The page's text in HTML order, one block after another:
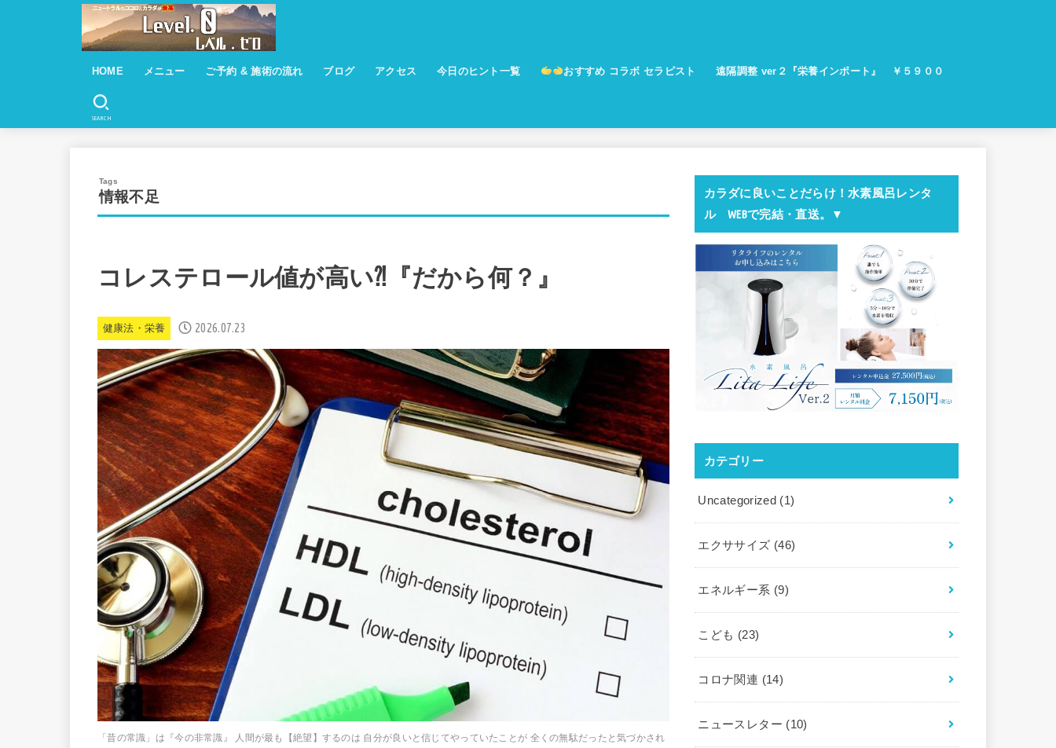
HOME メニュー ご予約 & 施術の流れ ブログ アクセス 今日のヒント一覧 おすすめ コラボ セラピスト 遠隔調整 ver２『栄養インポート』 ￥５９００
SEARCH
情報不足
コレステロール値が高い⁈『だから何？』
健康法・栄養 2026.07.23
「昔の常識」は『今の非常識』 人間が最も【絶望】するのは 自分が良いと信じてやっていたことが 全くの無駄だったと気づかされ
カラダに良いことだらけ！水素風呂レンタ
ル WEBで完結・直送。▼
カテゴリー
Uncategorized (1)
エクササイズ (46)
エネルギー系 (9)
こども (23)
コロナ関連 (14)
ニュースレター (10)